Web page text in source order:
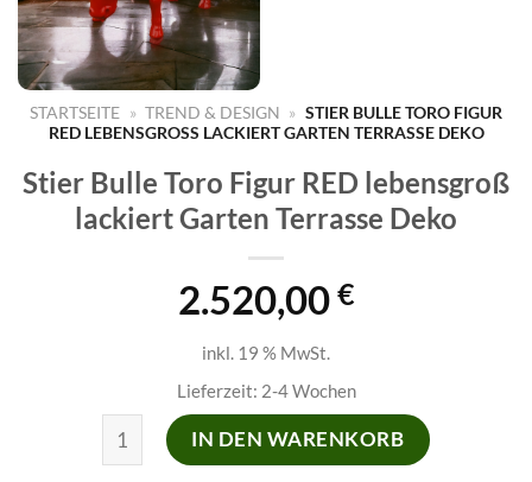
STARTSEITE » TREND & DESIGN » STIER BULLE TORO FIGUR
RED LEBENSGROSS LACKIERT GARTEN TERRASSE DEKO
Stier Bulle Toro Figur RED lebensgroß
lackiert Garten Terrasse Deko
2.520,00 €
inkl. 19 % MwSt.
Lieferzeit: 2-4 Wochen
Stier Bulle Toro Figur RED lebensgroß lackiert
IN DEN WARENKORB